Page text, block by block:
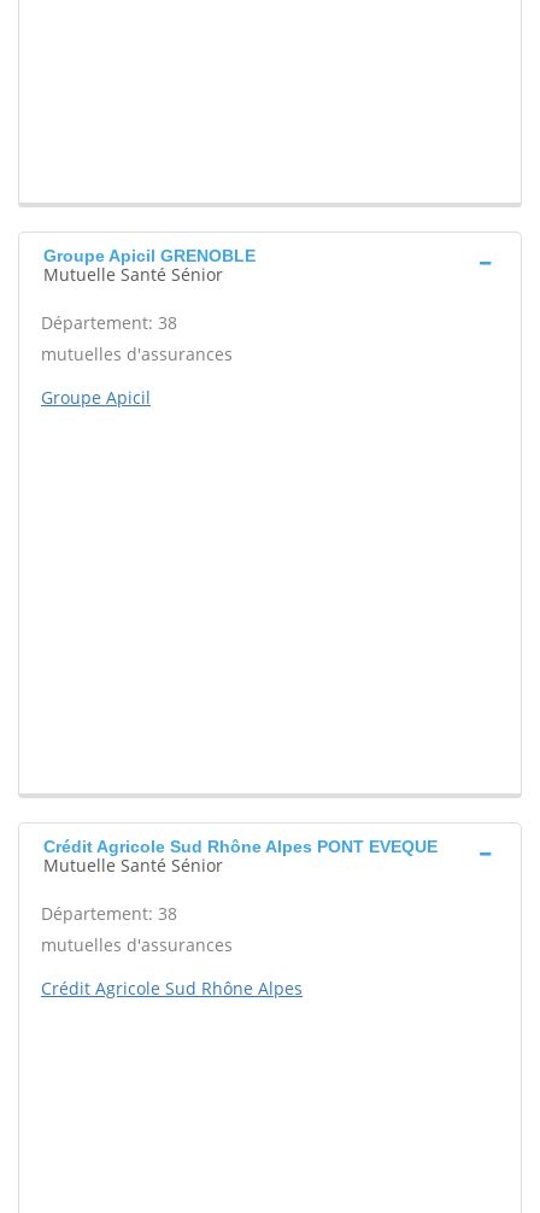
Groupe Apicil GRENOBLE
Mutuelle Santé Sénior
Département: 38
mutuelles d'assurances
Groupe Apicil
Crédit Agricole Sud Rhône Alpes PONT EVEQUE
Mutuelle Santé Sénior
Département: 38
mutuelles d'assurances
Crédit Agricole Sud Rhône Alpes